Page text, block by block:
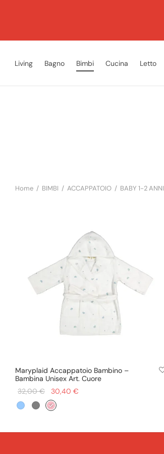
Living Bagno Bimbi Cucina Letto
Home / BIMBI / ACCAPPATOIO / BABY 1-2 ANNI
Maryplaid Accappatoio Bambino –
Bambina Unisex Art. Cuore
32,00€
Il prezzo
originale
30,40 €
ScegliQuesto